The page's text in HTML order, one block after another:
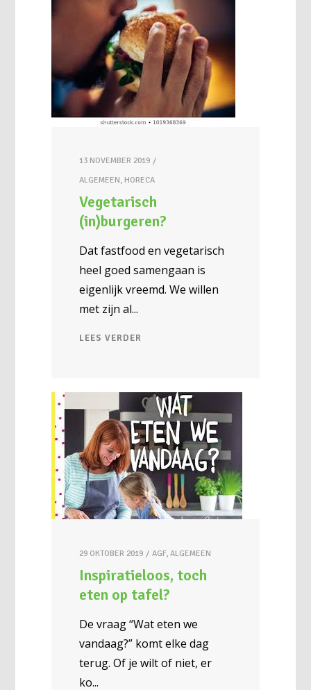
13 NOVEMBER 2019
ALGEMEEN, HORECA
Vegetarisch
(in)burgeren?
Dat fastfood en vegetarisch
heel goed samengaan is
eigenlijk vreemd. We willen
met zijn al
LEES VERDER
29 OKTOBER 2019 AGF, ALGEMEEN
Inspiratieloos, toch
eten op tafel?
De vraag “Wat eten we
vandaag?” komt elke dag
terug. Of je wilt of niet, er
ko